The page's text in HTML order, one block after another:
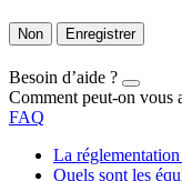
Non Enregistrer
Besoin d’aide ?
Comment peut-on vous
FAQ
La
Quels sont les